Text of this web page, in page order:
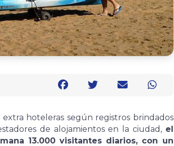
hoteleras según registros brindados
de alojamientos en la ciudad, el
13.000 visitantes diarios, con un